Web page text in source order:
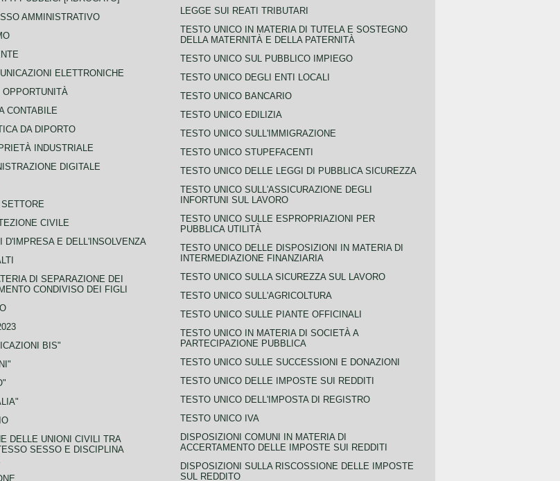
AMMINISTRATIVO
ELETTRONICHE
CONTABILE
DA DIPORTO
INDUSTRIALE
DIGITALE
CIVILE
D'IMPRESA E DELL'INSOLVENZA
DI SEPARAZIONE DEI
CONDIVISO DEI FIGLI
BIS"
DELLE UNIONI CIVILI TRA
SESSO E DISCIPLINA
LEGGE SUI REATI TRIBUTARI
TESTO UNICO IN MATERIA DI TUTELA E SOSTEGNO
DELLA MATERNITÀ E DELLA PATERNITÀ
TESTO UNICO SUL PUBBLICO IMPIEGO
TESTO UNICO DEGLI ENTI LOCALI
TESTO UNICO BANCARIO
TESTO UNICO EDILIZIA
TESTO UNICO SULL'IMMIGRAZIONE
TESTO UNICO STUPEFACENTI
TESTO UNICO DELLE LEGGI DI PUBBLICA SICUREZZA
TESTO UNICO SULL'ASSICURAZIONE DEGLI
INFORTUNI SUL LAVORO
TESTO UNICO SULLE ESPROPRIAZIONI PER
PUBBLICA UTILITÀ
TESTO UNICO DELLE DISPOSIZIONI IN MATERIA DI
INTERMEDIAZIONE FINANZIARIA
TESTO UNICO SULLA SICUREZZA SUL LAVORO
TESTO UNICO SULL'AGRICOLTURA
TESTO UNICO SULLE PIANTE OFFICINALI
TESTO UNICO IN MATERIA DI SOCIETÀ A
PARTECIPAZIONE PUBBLICA
TESTO UNICO SULLE SUCCESSIONI E DONAZIONI
TESTO UNICO DELLE IMPOSTE SUI REDDITI
TESTO UNICO DELL'IMPOSTA DI REGISTRO
TESTO UNICO IVA
DISPOSIZIONI COMUNI IN MATERIA DI
ACCERTAMENTO DELLE IMPOSTE SUI REDDITI
DISPOSIZIONI SULLA RISCOSSIONE DELLE IMPOSTE
SUL REDDITO